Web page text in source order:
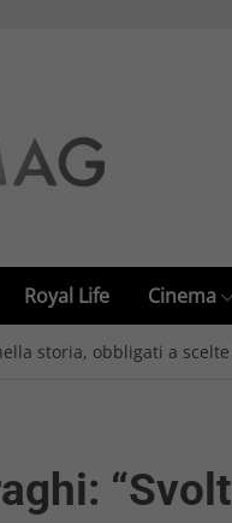
Royal Life Cinema
storia, obbligati a